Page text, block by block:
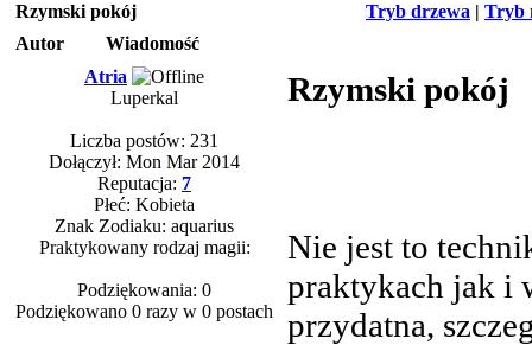
Tryb drzewa | Tryb
Rzymski pokój
Autor
Wiadomość
Atria
Luperkal
Liczba postów: 231
Dołączył: Mon Mar 2014
Reputacja: 7
Płeć: Kobieta
Znak Zodiaku: aquarius
Praktykowany rodzaj magii:
Podziękowania: 0
Podziękowano 0 razy w 0 postach
Rzymski pokój
Nie jest to
praktykach jak i
przydatna,